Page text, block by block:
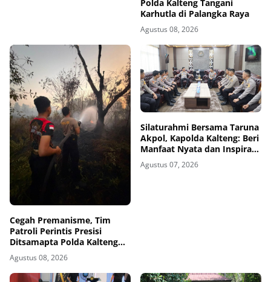
Polda Kalteng Tangani
Karhutla di Palangka Raya
Agustus 08, 2026
Cegah Premanisme, Tim
Patroli Perintis Presisi
Ditsamapta Polda Kalteng
Intensifkan Patroli
Harkamtibmas
Agustus 08, 2026
Silaturahmi Bersama Taruna
Akpol, Kapolda Kalteng: Beri
Manfaat Nyata dan Inspiratif
Bagi Siswa di Sekolah Rakyat
Agustus 07, 2026